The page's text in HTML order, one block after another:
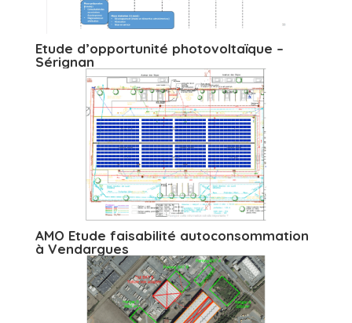
Etude d’opportunité photovoltaïque –
Sérignan
AMO Etude faisabilité autoconsommation
à Vendargues